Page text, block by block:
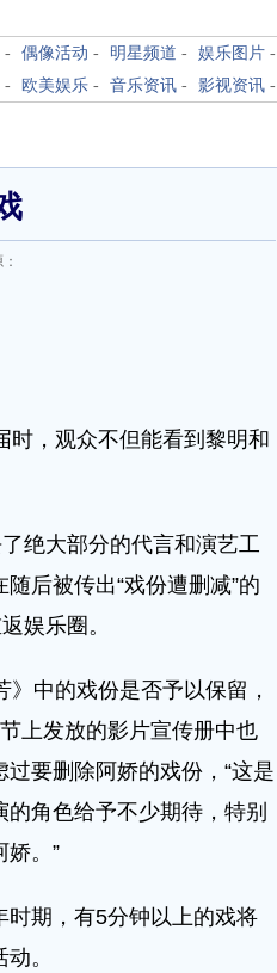
- 偶像活动 - 明星频道 - 娱乐图片 -
- 欧美娱乐 - 音乐资讯 - 影视资讯 -
：
，观众不但能看到黎明和
绝大部分的代言和演艺工
后被传出“戏份遭删减”的
娱乐圈。
中的戏份是否予以保留，
上发放的影片宣传册中也
要删除阿娇的戏份，“这是
角色给予不少期待，特别
娇。”
期，有5分钟以上的戏将
。